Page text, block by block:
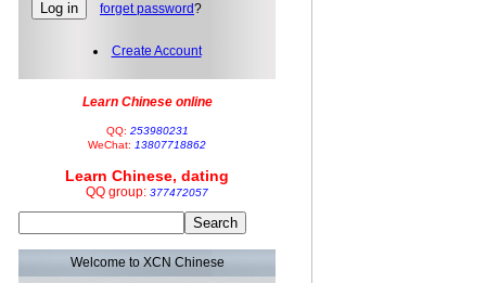
forget password?
Create Account
Learn Chinese online
QQ: 253980231
WeChat: 13807718862
Learn Chinese, dating
QQ group: 377472057
Welcome to XCN Chinese